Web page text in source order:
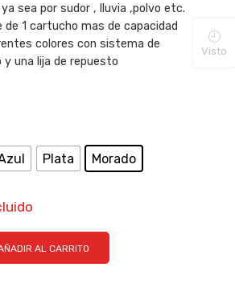
16,45 €
hasta
23,70 €
sea por sudor , lluvia ,polvo etc.
1 cartucho mas de capacidad
colores con sistema de
una lija de repuesto
Plata Morado
AL CARRITO
Visto